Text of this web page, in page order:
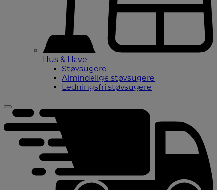
Hus & Have
Støvsugere
Almindelige støvsugere
Ledningsfri støvsugere